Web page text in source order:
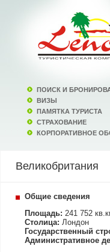
ПОИСК И
ВИЗЫ
ПАМЯТКА ТУРИСТА
СТРАХОВАНИЕ
КОРПОРАТИВНОЕ
Великобритания
Общие сведения
Площадь: 241 752
Столица: Лондон
Государственный
Административное